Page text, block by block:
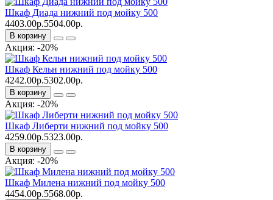
Шкаф Диада нижний под мойку 500
4403.00р.5504.00р.
В корзину
Акция: -20%
Шкаф Кельн нижний под мойку 500
4242.00р.5302.00р.
В корзину
Акция: -20%
Шкаф Либерти нижний под мойку 500
4259.00р.5323.00р.
В корзину
Акция: -20%
Шкаф Милена нижний под мойку 500
4454.00р.5568.00р.